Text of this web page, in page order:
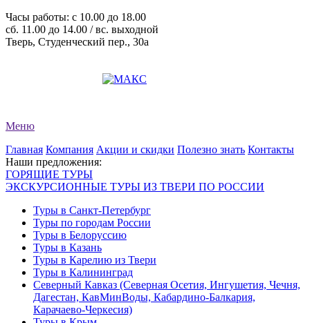
Часы работы: c 10.00 до 18.00
сб. 11.00 до 14.00 / вс. выходной
Тверь, Студенческий пер., 30а
Меню
Главная Компания Акции и скидки Полезно знать Контакты
Наши предложения:
ГОРЯЩИЕ ТУРЫ
ЭКСКУРСИОННЫЕ ТУРЫ ИЗ ТВЕРИ ПО РОССИИ
Туры в Санкт-Петербург
Туры по городам России
Туры в Белоруссию
Туры в Казань
Туры в Карелию из Твери
Туры в Калининград
Северный Кавказ (Северная Осетия, Ингушетия, Чечня,
Дагестан, КавМинВоды, Кабардино-Балкария,
Карачаево-Черкесия)